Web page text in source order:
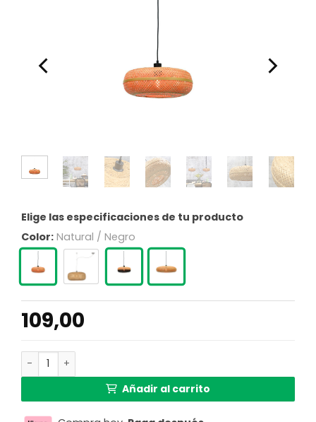
Elige las especificaciones de tu producto
Color: Natural / Negro
109,00
Lámpara colgante bohemia de bambú natural GOOD &
Añadir al carrito